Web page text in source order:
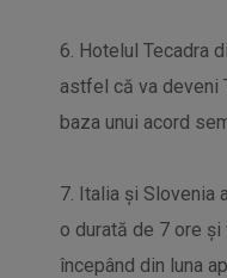
6. Hotelul Tecadra
astfel că va deveni
baza unui acord
7. Italia și Slovenia
o durată de 7 ore
începând din luna